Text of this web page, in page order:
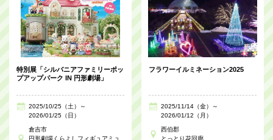
特別展「シルバニアファミリーポッ
プアップパーク IN 円形劇場」
2025/10/25（土）～
2026/01/25（日）
倉吉市
円形劇場くらよしフィギュアミュ
フラワーイルミネーション2025
2025/11/14（金）～
2026/01/12（月）
西伯郡
とっとり花回廊